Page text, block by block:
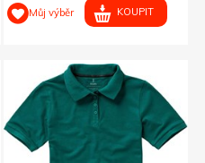
Můj výběr KOUPIT